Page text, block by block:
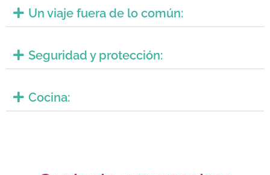
Un viaje fuera de lo común:
Seguridad y protección:
Cocina: